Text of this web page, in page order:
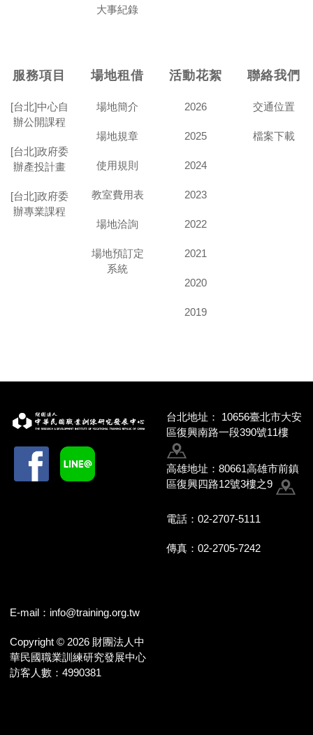
大事紀錄
服務項目
[台北]中心自
辦公開課程
[台北]政府委
辦產投計畫
[台北]政府委
辦專業課程
場地租借
場地簡介
場地規章
使用規則
教室費用表
場地洽詢
場地預訂定
系統
活動花絮
2026
2025
2024
2023
2022
2021
2020
2019
聯絡我們
交通位置
檔案下載
台北地址：
10656臺北市大安
區復興南路一段390號11樓
高雄地址：80661高雄市前鎮
區復興四路12號3樓之9
電話：02-2707-5111
傳真：02-2705-7242
E-mail： info@training.org.tw
Copyright © 2026 財團法人中
華民國職業訓練研究發展中心
訪客人數：4990381